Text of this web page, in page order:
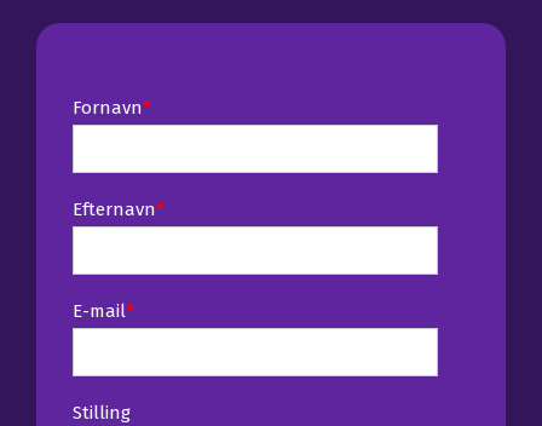
Fornavn*
Efternavn*
E-mail*
Stilling